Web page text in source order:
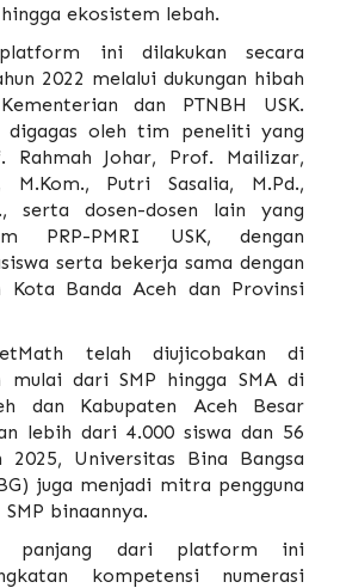
ekosistem lebah.
platform ini dilakukan secara
2022 melalui dukungan hibah
dan PTNBH USK.
digagas oleh tim peneliti yang
Johar, Prof. Mailizar,
M.Kom., Putri Sasalia, M.Pd.,
serta dosen-dosen lain yang
PRP-PMRI USK, dengan
serta bekerja sama dengan
Kota Banda Aceh dan Provinsi
telah diujicobakan di
mulai dari SMP hingga SMA di
dan Kabupaten Aceh Besar
lebih dari 4.000 siswa dan 56
2025, Universitas Bina Bangsa
juga menjadi mitra pengguna
binaannya.
panjang dari platform ini
kompetensi numerasi